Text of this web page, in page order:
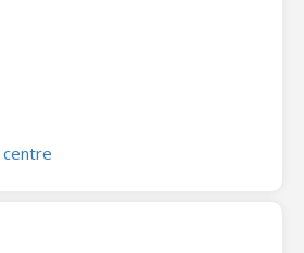
centre